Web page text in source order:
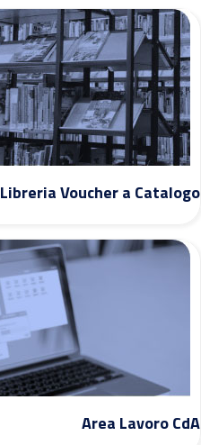
Libreria Voucher a Catalogo
Area Lavoro CdA